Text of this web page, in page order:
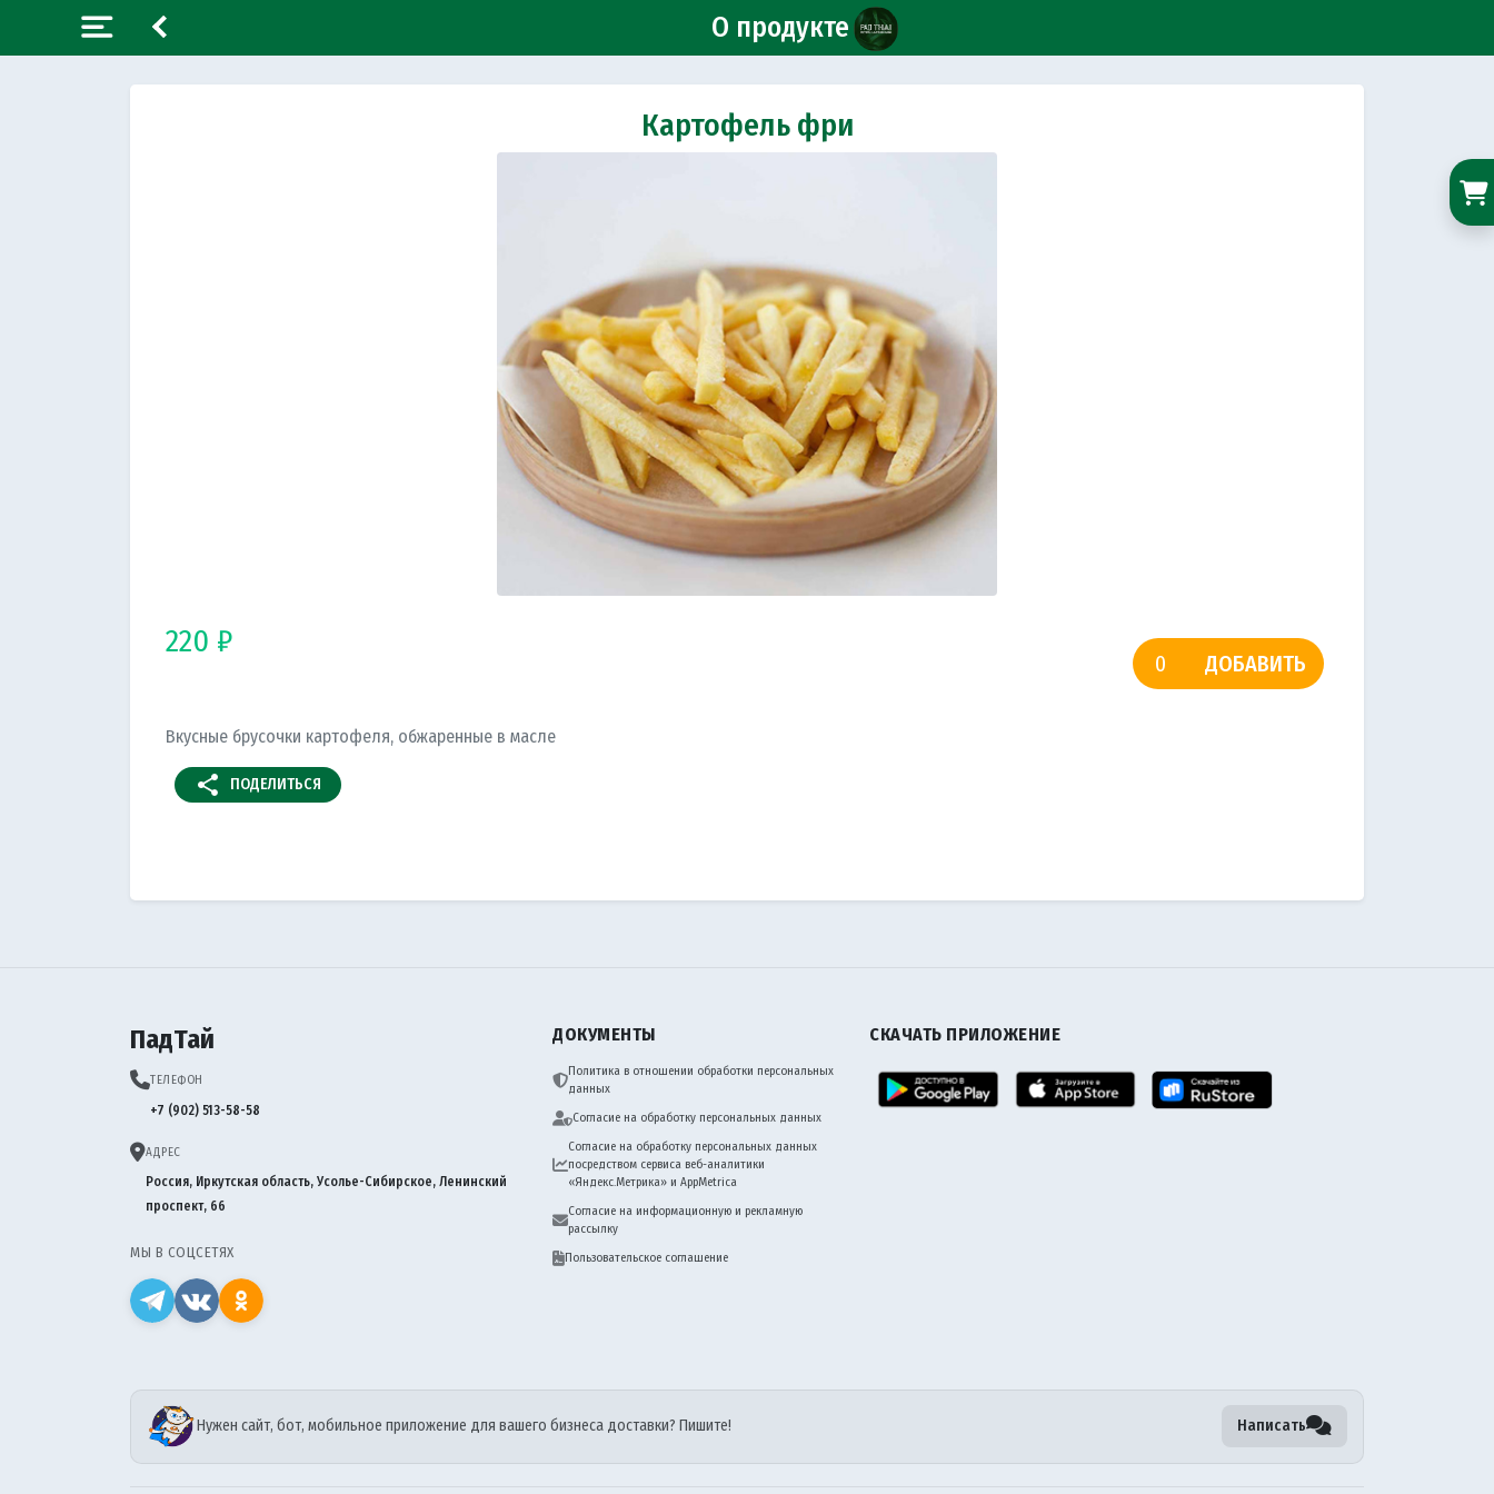
О продукте
Картофель фри
220 ₽
ДОБАВИТЬ
Вкусные брусочки картофеля, обжаренные в масле
share ПОДЕЛИТЬСЯ
ПадТай
ТЕЛЕФОН
+7 (902) 513-58-58
АДРЕС
Россия, Иркутская область, Усолье-Сибирское, Ленинский
проспект, 66
МЫ В СОЦСЕТЯХ
ДОКУМЕНТЫ
Политика в отношении обработки персональных
данных
Согласие на обработку персональных данных
Согласие на обработку персональных данных
посредством сервиса веб-аналитики
«Яндекс.Метрика» и AppMetrica
Согласие на информационную и рекламную
рассылку
Пользовательское соглашение
СКАЧАТЬ ПРИЛОЖЕНИЕ
Нужен сайт, бот, мобильное приложение для вашего бизнеса доставки? Пишите! Написать